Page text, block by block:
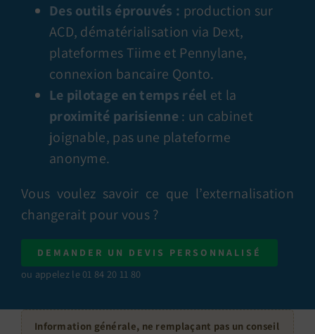
Des outils éprouvés : production sur
ACD, dématérialisation via Dext,
plateformes Tiime et Pennylane,
connexion bancaire Qonto.
Le pilotage en temps réel et la
proximité parisienne: un cabinet
joignable, pas une plateforme
anonyme.
Vous voulez savoir ce que l’externalisation
changerait pour vous ?
DEMANDER UN DEVIS PERSONNALISÉ
ou appelez le 01 84 20 11 80
Information générale, ne remplaçant pas un conseil